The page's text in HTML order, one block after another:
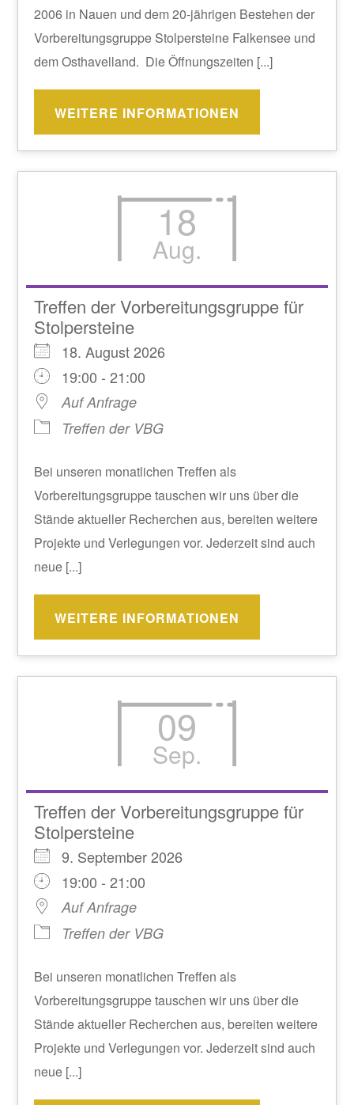
2006 in Nauen und dem 20-jährigen Bestehen der
Vorbereitungsgruppe Stolpersteine Falkensee und
dem Osthavelland. Die Öffnungszeiten [...]
WEITERE INFORMATIONEN
18
Aug.
Treffen der Vorbereitungsgruppe für
Stolpersteine
18. August 2026
19:00 - 21:00
Auf Anfrage
Treffen der VBG
Bei unseren monatlichen Treffen als
Vorbereitungsgruppe tauschen wir uns über die
Stände aktueller Recherchen aus, bereiten weitere
Projekte und Verlegungen vor. Jederzeit sind auch
neue [...]
WEITERE INFORMATIONEN
09
Sep.
Treffen der Vorbereitungsgruppe für
Stolpersteine
9. September 2026
19:00 - 21:00
Auf Anfrage
Treffen der VBG
Bei unseren monatlichen Treffen als
Vorbereitungsgruppe tauschen wir uns über die
Stände aktueller Recherchen aus, bereiten weitere
Projekte und Verlegungen vor. Jederzeit sind auch
neue [...]